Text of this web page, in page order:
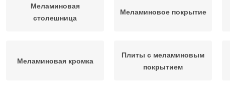
Меламиновая
столешница
Меламиновое покрытие
Меламиновая кромка
Плиты с меламиновым
покрытием